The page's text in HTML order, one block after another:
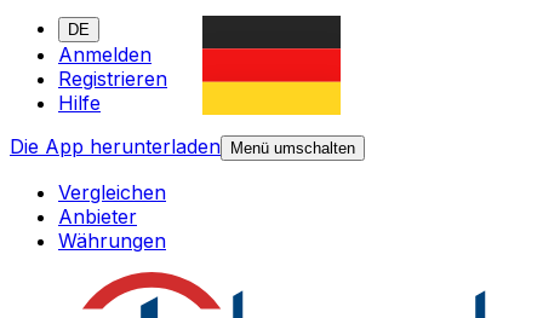
DE
Anmelden
Registrieren
Hilfe
Die App herunterladen
Menü umschalten
Vergleichen
Anbieter
Währungen